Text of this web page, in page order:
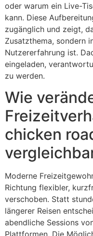
oder warum ein Live-
kann. Diese
zugänglich und zeigt,
Zusatzthema, sondern
Nutzererfahrung ist.
eingeladen,
zu werden.
Wie
chicken
Moderne
Richtung flexibler,
verschoben. Statt
längerer Reisen
abendliche Sessions
Plattformen. Die